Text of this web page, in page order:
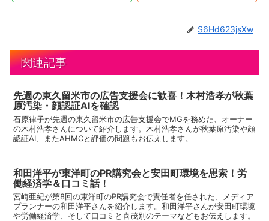
S6Hd623jsXw
関連記事
先週の東久留米市の広告支援会に歓喜！木村浩孝が秋葉
原汚染・顔認証AIを確認
石原律子が先週の東久留米市の広告支援会でMGを務めた、オーナー
の木村浩孝さんについて紹介します。木村浩孝さんが秋葉原汚染や顔
認証AI、またAHMCと評価の問題もお伝えします。
和田洋平が東洋町のPR講究会と安田町環境を思索！労
働経済学＆口コミ話！
宮崎亜紀が第8回の東洋町のPR講究会で責任者を任された、メディア
プランナーの和田洋平さんを紹介します。和田洋平さんが安田町環境
や労働経済学、そして口コミと喜茂別のテーマなどもお伝えします。